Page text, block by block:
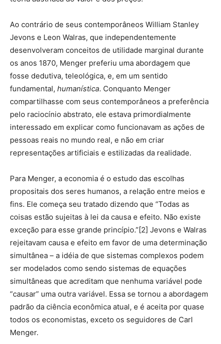
Ao contrário de seus contemporâneos William Stanley
Jevons e Leon Walras, que independentemente
desenvolveram conceitos de utilidade marginal durante
os anos 1870, Menger preferiu uma abordagem que
fosse dedutiva, teleológica, e, em um sentido
fundamental, humanística. Conquanto Menger
compartilhasse com seus contemporâneos a preferência
pelo raciocínio abstrato, ele estava primordialmente
interessado em explicar como funcionavam as ações de
pessoas reais no mundo real, e não em criar
representações artificiais e estilizadas da realidade.
Para Menger, a economia é o estudo das escolhas
propositais dos seres humanos, a relação entre meios e
fins. Ele começa seu tratado dizendo que “Todas as
coisas estão sujeitas à lei da causa e efeito. Não existe
exceção para esse grande princípio.”[2] Jevons e Walras
rejeitavam causa e efeito em favor de uma determinação
simultânea – a idéia de que sistemas complexos podem
ser modelados como sendo sistemas de equações
simultâneas que acreditam que nenhuma variável pode
“causar” uma outra variável. Essa se tornou a abordagem
padrão da ciência econômica atual, e é aceita por quase
todos os economistas, exceto os seguidores de Carl
Menger.